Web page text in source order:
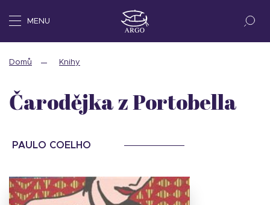
MENU
Domů Knihy
Čarodějka z Portobella
PAULO COELHO